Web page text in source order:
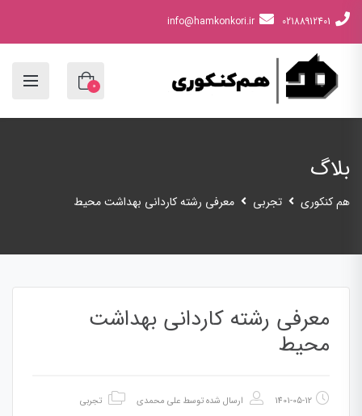
02188912401
info@hamkonkori.ir
0
بلاگ
هم کنکوری تجربی معرفی رشته کاردانی بهداشت محیط
معرفی رشته کاردانی بهداشت
محیط
1401-05-12 ارسال شده توسط علی محمدی تجربی